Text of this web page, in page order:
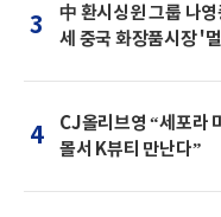
3
中 환시싱윈 그룹 나
세 중국 화장품시장 '
4
CJ올리브영 “세포라
몰서 K뷰티 만난다”